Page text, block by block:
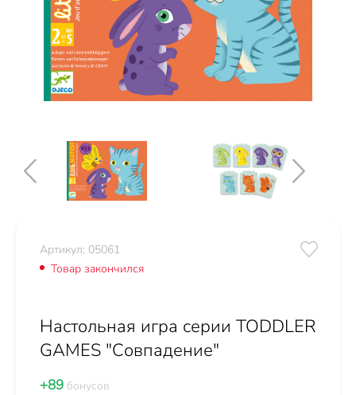
Артикул: 05061
Товар закончился
Настольная игра серии TODDLER
GAMES "Совпадение"
+89 бонусов